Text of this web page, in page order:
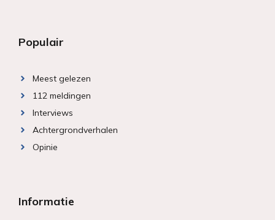
Populair
Meest gelezen
112 meldingen
Interviews
Achtergrondverhalen
Opinie
Informatie